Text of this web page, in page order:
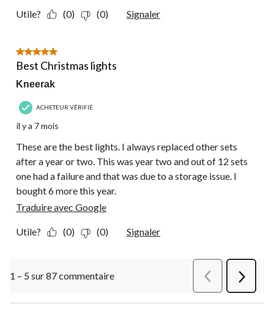
Utile? (0) (0) Signaler
5 étoile(s) sur 5.
Best Christmas lights
Kneerak
ACHETEUR VÉRIFIÉ
il y a 7 mois
These are the best lights. I always replaced other sets
after a year or two. This was year two and out of 12 sets
one had a failure and that was due to a storage issue. I
bought 6 more this year.
Traduire avec Google
Utile? (0) (0) Signaler
1 – 5 sur 87 commentaire
Suivant